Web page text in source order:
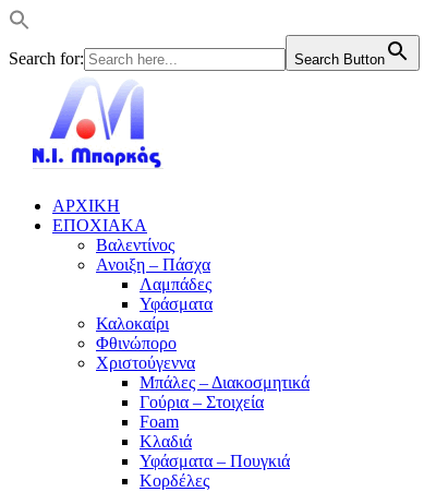
Search for: Search Button
ΑΡΧΙΚΗ
ΕΠΟΧΙΑΚΑ
Βαλεντίνος
Ανοιξη – Πάσχα
Λαμπάδες
Υφάσματα
Καλοκαίρι
Φθινώπορο
Χριστούγεννα
Μπάλες – Διακοσμητικά
Γούρια – Στοιχεία
Foam
Κλαδιά
Υφάσματα – Πουγκιά
Κορδέλες